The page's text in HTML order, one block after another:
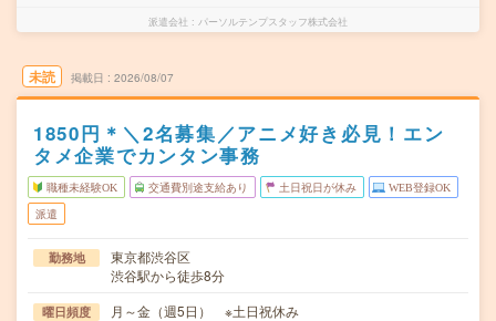
派遣会社 パーソルテンプスタッフ株式会社
未読 掲載日 2026/08/07
1850円＊＼2名募集／アニメ好き必見！エン
タメ企業でカンタン事務
職種未経験OK 交通費別途支給あり 土日祝日が休み WEB登録OK
派遣
勤務地
東京都渋谷区
渋谷駅から徒歩8分
曜日頻度 月～金（週5日） ※土日祝休み